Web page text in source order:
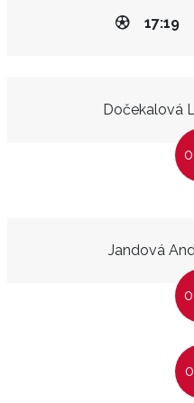
17:19
Dočekalová
Jandová